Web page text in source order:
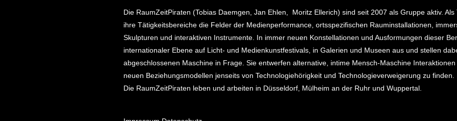
Die RaumZeitPiraten (Tobias Daemgen, Jan Ehlen, Moritz Ellerich) sind seit 2007 als Gruppe aktiv.
ihre Tätigkeitsbereiche die Felder der Medienperformance, ortsspezifischen Rauminstallationen,
Skulpturen und interaktiven Instrumente. In immer neuen Konstellationen und Ausformungen dieser
internationaler Ebene auf Licht- und Medienkunstfestivals, in Galerien und Museen aus und stellen
abgeschlossenen Maschine in Frage. Sie entwerfen alternative, intime Mensch-Maschine
neuen Beziehungsmodellen jenseits von Technologiehörigkeit und Technologieverweigerung zu finden.
Die RaumZeitPiraten leben und arbeiten in Düsseldorf, Mülheim an der Ruhr und Wuppertal.